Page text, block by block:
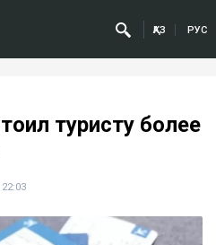
ҚАЗ РУС
туристу более
22:03